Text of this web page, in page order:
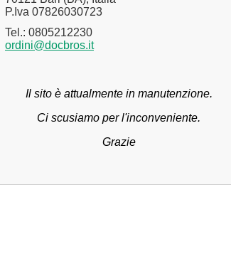
P.Iva 07826030723
Tel.: 0805212230
ordini@docbros.it
Il sito è attualmente in manutenzione.
Ci scusiamo per l'inconveniente.
Grazie